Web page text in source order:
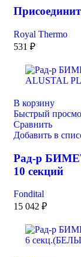
Royal Thermo
531 ₽
В корзину
Быстрый
Сравнить
Добавить в
Рад-р
10 секций
Fondital
15 042 ₽